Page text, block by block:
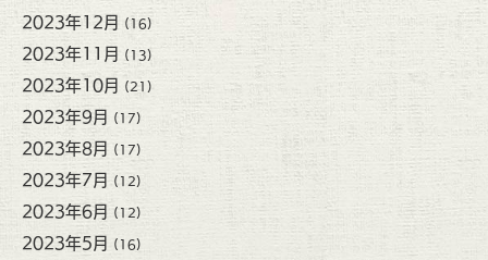
2023年12月 (16)
2023年11月 (13)
2023年10月 (21)
2023年9月 (17)
2023年8月 (17)
2023年7月 (12)
2023年6月 (12)
2023年5月 (16)